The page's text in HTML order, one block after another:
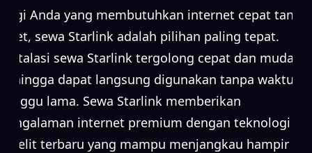
Bagi Anda yang membutuhkan internet cepat tanpa
ribet, sewa Starlink adalah pilihan paling tepat.
Instalasi sewa Starlink tergolong cepat dan mudah,
sehingga dapat langsung digunakan tanpa waktu
tunggu lama. Sewa Starlink memberikan
pengalaman internet premium dengan teknologi
satelit terbaru yang mampu menjangkau hampir